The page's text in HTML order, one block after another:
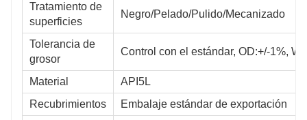
Tratamiento de
superficies
Negro/Pelado/Pulido/Mecanizado
Tolerancia de
grosor
Control con el estándar, OD:+/-1%,
Material
API5L
Recubrimientos
Embalaje estándar de exportación